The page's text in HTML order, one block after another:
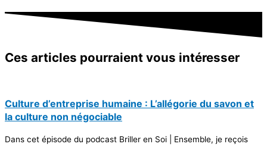
Ces articles pourraient vous intéresser
Culture d’entreprise humaine : L’allégorie du savon et
la culture non négociable
Dans cet épisode du podcast Briller en Soi | Ensemble, je reçois